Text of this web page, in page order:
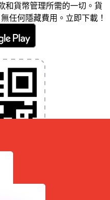
和貨幣管理所需的一切。貨
任何隱藏費用。立即下載！